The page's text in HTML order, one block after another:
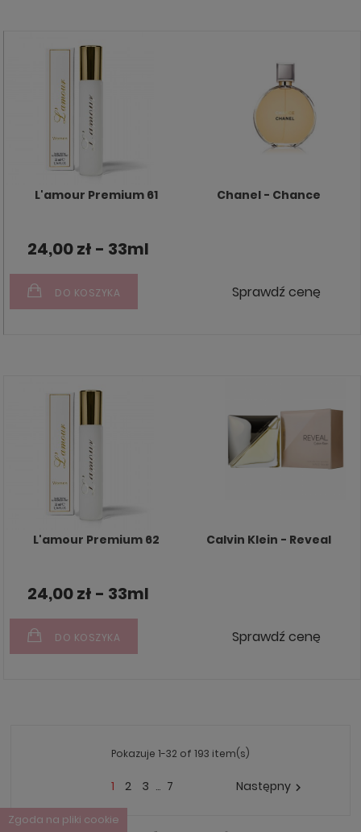
L'amour Premium 61 Chanel - Chance
24,00 zł - 33ml
DO KOSZYKA Sprawdź cenę
L'amour Premium 62 Calvin Klein - Reveal
24,00 zł - 33ml
DO KOSZYKA Sprawdź cenę
Pokazuje 1-32 of 193 item(s)
1 2 3 … 7 Następny 
Zgoda na pliki cookie